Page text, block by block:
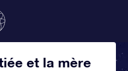
et la mère